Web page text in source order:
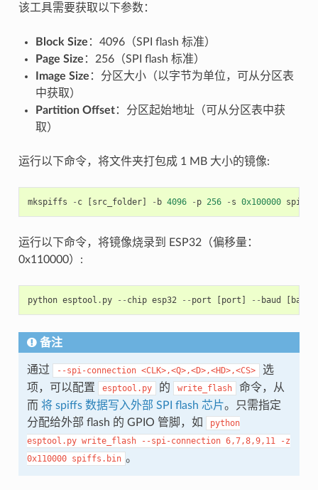
该工具需要获取以下参数：
Block Size ：4096（SPI flash 标准）
Page Size ：256（SPI flash 标准）
Image Size ：分区大小（以字节为单位，可从分区表
中获取）
Partition Offset：分区起始地址（可从分区表中获
取）
运行以下命令，将文件夹打包成 1 MB 大小的镜像:
mkspiffs - c [src_folder] - b 4096 - p 256 - s 0x100000 spiffs
运行以下命令，将镜像烧录到 ESP32（偏移量：
0x110000）:
python esptool . py -- chip esp32 -- port [port ] -- baud [ baud
备注
通过 --spi-connection <CLK>,<Q>,<D>,<HD>,<CS>
选
项，可以配置
esptool.py 的 write_flash
命令，从
而 将 spiffs 数据写入外部 SPI flash 芯片。只需指定
分配给外部 flash 的 GPIO 管脚，如
python
esptool.py write_flash --spi-connection 6,7,8,9,11
-z
0x110000 spiffs.bin 。